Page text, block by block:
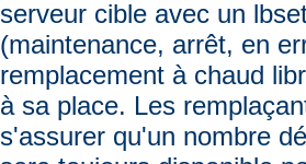
serveur cible avec un
(maintenance, arrêt, en
remplacement à chaud
à sa place. Les
s'assurer qu'un nombre